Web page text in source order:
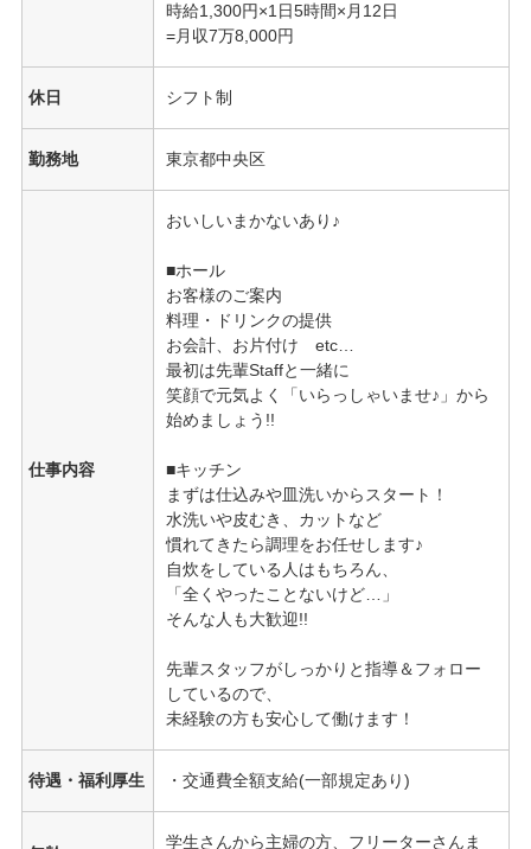
時給1,300円×1日5時間×月12日
=月収7万8,000円
休日 シフト制
勤務地 東京都中央区
仕事内容
おいしいまかないあり♪
■ホール
お客様のご案内
料理・ドリンクの提供
お会計、お片付け etc…
最初は先輩Staffと一緒に
笑顔で元気よく「いらっしゃいませ♪」から
始めましょう!!
■キッチン
まずは仕込みや皿洗いからスタート！
水洗いや皮むき、カットなど
慣れてきたら調理をお任せします♪
自炊をしている人はもちろん、
「全くやったことないけど…」
そんな人も大歓迎!!
先輩スタッフがしっかりと指導＆フォロー
しているので、
未経験の方も安心して働けます！
待遇・福利厚生 ・交通費全額支給(一部規定あり)
学生さんから主婦の方、フリーターさんま